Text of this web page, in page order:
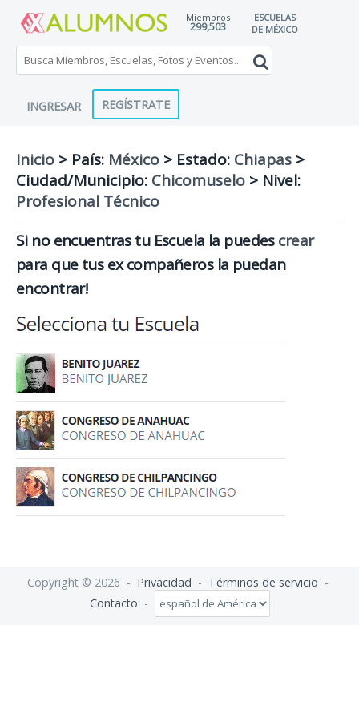
Miembros
299,503
ESCUELAS
DE MÉXICO
INGRESAR REGÍSTRATE
Inicio > País: México > Estado: Chiapas >
Ciudad/Municipio: Chicomuselo > Nivel:
Profesional Técnico
Si no encuentras tu Escuela la puedescrear
para que tus ex compañeros la puedan
encontrar!
Copyright © 2026 - Privacidad - Términos de servicio -
Contacto -